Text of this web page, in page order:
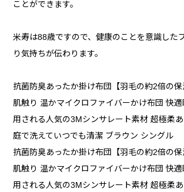
ことができます。
米寿は88歳ですので、健康のことを意識した
り気持ちが伝わります。
抗菌防臭あったか掛け布団【羽毛の約2倍の
肌触り 温かマイクロファイバーかけ布団 快
用される人気の3Mシンサレート素材 超極柔
庭で洗えていつでも清潔 ブラウン シングル
抗菌防臭あったか掛け布団【羽毛の約2倍の
肌触り 温かマイクロファイバーかけ布団 快
用される人気の3Mシンサレート素材 超極柔